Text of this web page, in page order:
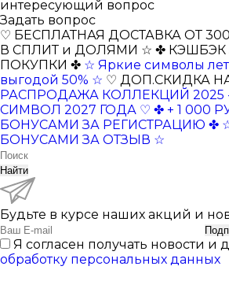
интересующий вопрос
Задать вопрос
♡ БЕСПЛАТНАЯ ДОСТАВКА ОТ
В СПЛИТ и ДОЛЯМИ ☆ ✤ КЭШБЭК
ПОКУПКИ ✤ ☆ Яркие символы
выгодой 50% ☆ ♡ ДОП.СКИДКА
РАСПРОДАЖА КОЛЛЕКЦИЙ 2025
СИМВОЛ 2027 ГОДА ♡ ✤ + 1 000
БОНУСАМИ ЗА РЕГИСТРАЦИЮ ✤
БОНУСАМИ ЗА ОТЗЫВ ☆
Найти
Будьте в курсе наших акций и
Я согласен получать новости и
обработку персональных данных